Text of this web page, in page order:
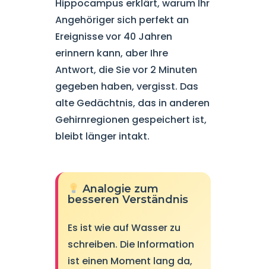
Hippocampus erklärt, warum Ihr
Angehöriger sich perfekt an
Ereignisse vor 40 Jahren
erinnern kann, aber Ihre
Antwort, die Sie vor 2 Minuten
gegeben haben, vergisst. Das
alte Gedächtnis, das in anderen
Gehirnregionen gespeichert ist,
bleibt länger intakt.
Analogie zum
besseren Verständnis
Es ist wie auf Wasser zu
schreiben. Die Information
ist einen Moment lang da,